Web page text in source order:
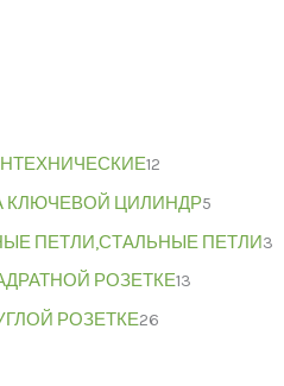
12
КЛЮЧЕВОЙ ЦИЛИНДР5
ПЕТЛИ,СТАЛЬНЫЕ ПЕТЛИ3
РОЗЕТКЕ13
РОЗЕТКЕ26